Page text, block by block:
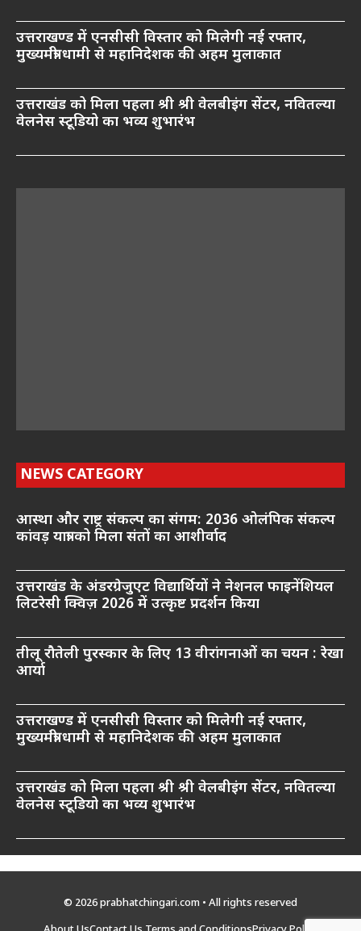
उत्तराखण्ड में एनसीसी विस्तार को मिलेगी नई रफ्तार,
मुख्यमंत्री धामी से महानिदेशक की अहम मुलाकात
उत्तराखंड को मिला पहला श्री श्री वेलबीइंग सेंटर, नवितल्या
वेलनेस स्टूडियो का भव्य शुभारंभ
NEWS CATEGORY
आस्था और राष्ट्र संकल्प का संगम: 2036 ओलंपिक संकल्प
कांवड़ यात्रा को मिला संतों का आशीर्वाद
उत्तराखंड के अंडरग्रेजुएट विद्यार्थियों ने नेशनल फाइनेंशियल
लिटरेसी क्विज़ 2026 में उत्कृष्ट प्रदर्शन किया
तीलू रौतेली पुरस्कार के लिए 13 वीरांगनाओं का चयन : रेखा
आर्या
उत्तराखण्ड में एनसीसी विस्तार को मिलेगी नई रफ्तार,
मुख्यमंत्री धामी से महानिदेशक की अहम मुलाकात
उत्तराखंड को मिला पहला श्री श्री वेलबीइंग सेंटर, नवितल्या
वेलनेस स्टूडियो का भव्य शुभारंभ
© 2026 prabhatchingari.com • All rights reserved